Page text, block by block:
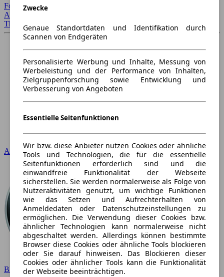
Forum Startseite
Alle Auto-Foren
Themen-Forum
Audi
BMW
Zwecke
Genaue Standortdaten und Identifikation durch
Scannen von Endgeräten
Personalisierte Werbung und Inhalte, Messung von
Werbeleistung und der Performance von Inhalten,
Zielgruppenforschung sowie Entwicklung und
Verbesserung von Angeboten
Essentielle Seitenfunktionen
Wir bzw. diese Anbieter nutzen Cookies oder ähnliche
Tools und Technologien, die für die essentielle
Seitenfunktionen erforderlich sind und die
einwandfreie Funktionalität der Webseite
sicherstellen. Sie werden normalerweise als Folge von
Nutzeraktivitäten genutzt, um wichtige Funktionen
wie das Setzen und Aufrechterhalten von
Anmeldedaten oder Datenschutzeinstellungen zu
ermöglichen. Die Verwendung dieser Cookies bzw.
ähnlicher Technologien kann normalerweise nicht
abgeschaltet werden. Allerdings können bestimmte
Browser diese Cookies oder ähnliche Tools blockieren
oder Sie darauf hinweisen. Das Blockieren dieser
Cookies oder ähnlicher Tools kann die Funktionalität
der Webseite beeinträchtigen.